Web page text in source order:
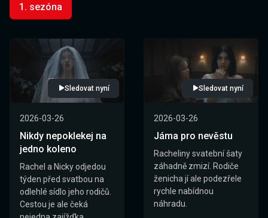
1. sezóna
Sledovat nyní
2026-03-26
Nikdy nepoklekej na
jedno koleno
Rachel a Nicky odjedou
týden před svatbou na
odlehlé sídlo jeho rodičů.
Cestou je ale čeká
Sledovat nyní
2026-03-26
Jáma pro nevěstu
Racheliny svatební šaty
záhadně zmizí. Rodiče
ženicha jí ale podezřele
rychle nabídnou
náhradu.